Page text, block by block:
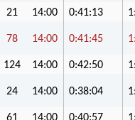
21 14:00 0:41:13
78 14:00 0:41:45
124 14:00 0:42:50
24 14:00 0:38:04
61 14:00 0:40:57